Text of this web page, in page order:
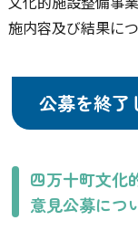
施内容及び結果に
公募を終了
四万十町文化
意見公募につ